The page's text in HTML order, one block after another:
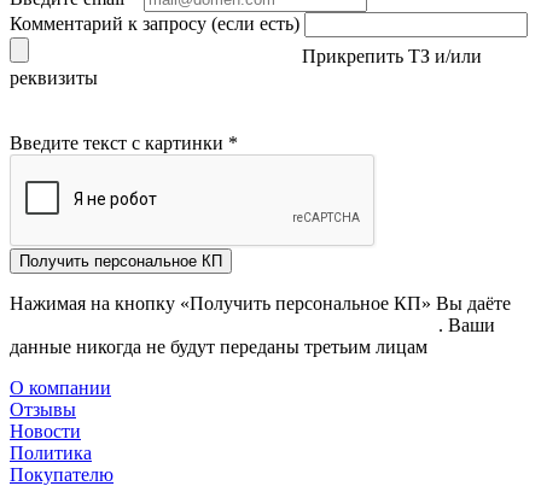
Комментарий к запросу (если есть)
Прикрепить ТЗ и/или
реквизиты
Введите текст с картинки *
Получить персональное КП
Нажимая на кнопку «Получить персональное КП» Вы даёте
. Ваши
данные никогда не будут переданы третьим лицам
О компании
Отзывы
Новости
Политика
Покупателю